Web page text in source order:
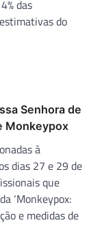
das
do
Senhora de
Monkeypox
à
dias 27 e 29 de
que
‘Monkeypox:
e medidas de